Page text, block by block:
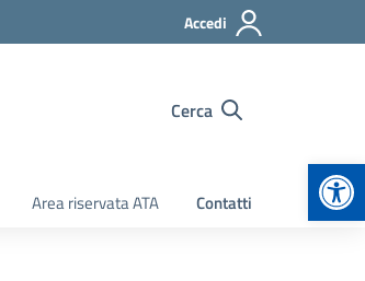
Accedi
Cerca
Area riservata ATA Contatti